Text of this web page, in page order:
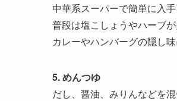
中華系スーパーで簡単に入
普段は塩こしょうやハーブ
カレーやハンバーグの隠し
5. めんつゆ
だし、醤油、みりんなどを